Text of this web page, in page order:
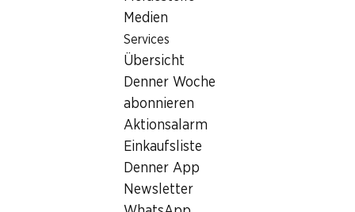
Medien
Services
Übersicht
Denner Woche
abonnieren
Aktionsalarm
Einkaufsliste
Denner App
Newsletter
Denner Woche abonnieren
Filialen
Filialsuche
Neue Standorte